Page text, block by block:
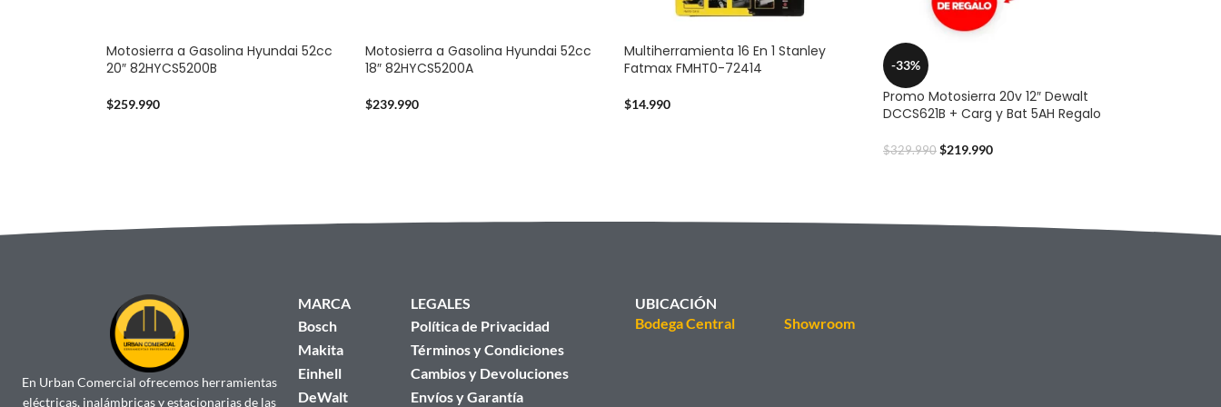
Motosierra a Gasolina Hyundai 52cc
20″ 82HYCS5200B
$259.990
Motosierra a Gasolina Hyundai 52cc
18″ 82HYCS5200A
$239.990
Multiherramienta 16 En 1 Stanley
Fatmax FMHT0-72414
$14.990
-33%
Promo Motosierra 20v 12″ Dewalt
DCCS621B + Carg y Bat 5AH Regalo
$329.990 $219.990
En Urban Comercial ofrecemos herramientas
eléctricas, inalámbricas y estacionarias de las
MARCA
Bosch
Makita
Einhell
DeWalt
LEGALES
Política de Privacidad
Términos y Condiciones
Cambios y Devoluciones
Envíos y Garantía
UBICACIÓN
Bodega Central
Showroom